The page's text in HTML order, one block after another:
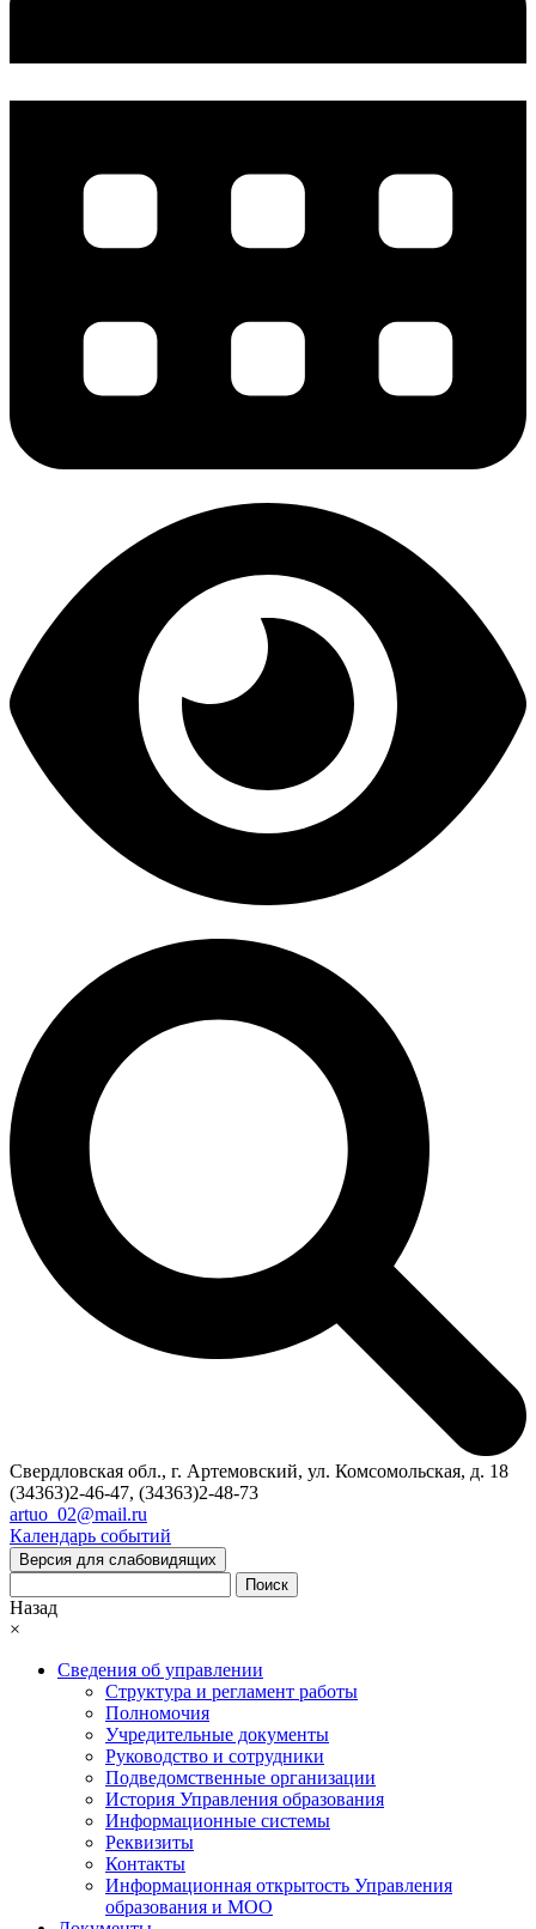
Свердловская обл., г. Артемовский, ул. Комсомольская, д. 18
(34363)2-46-47, (34363)2-48-73
artuo_02@mail.ru
Календарь событий
Версия для слабовидящих
Поиск
Назад
×
Сведения об управлении
Структура и регламент работы
Полномочия
Учредительные документы
Руководство и сотрудники
Подведомственные организации
История Управления образования
Информационные системы
Реквизиты
Контакты
Информационная открытость Управления
образования и МОО